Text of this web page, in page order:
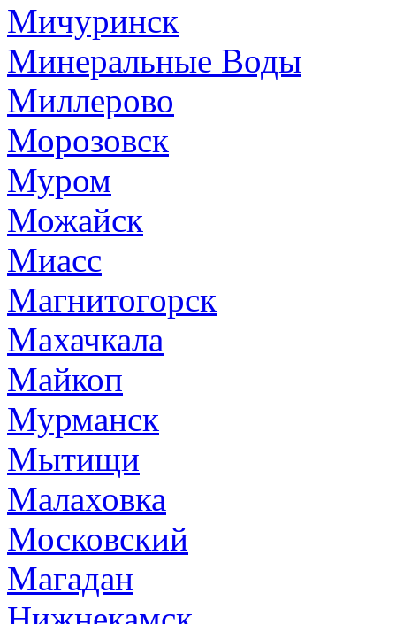
Мичуринск
Минеральные Воды
Миллерово
Морозовск
Муром
Можайск
Миасс
Магнитогорск
Махачкала
Майкоп
Мурманск
Мытищи
Малаховка
Московский
Магадан